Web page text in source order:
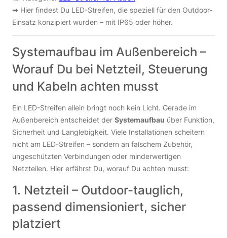
➡︎ Hier findest Du LED-Streifen, die speziell für den Outdoor-
Einsatz konzipiert wurden – mit IP65 oder höher.
Systemaufbau im Außenbereich –
Worauf Du bei Netzteil, Steuerung
und Kabeln achten musst
Ein LED-Streifen allein bringt noch kein Licht. Gerade im
Außenbereich entscheidet der Systemaufbau über Funktion,
Sicherheit und Langlebigkeit. Viele Installationen scheitern
nicht am LED-Streifen – sondern an falschem Zubehör,
ungeschützten Verbindungen oder minderwertigen
Netzteilen. Hier erfährst Du, worauf Du achten musst:
1. Netzteil – Outdoor-tauglich,
passend dimensioniert, sicher
platziert